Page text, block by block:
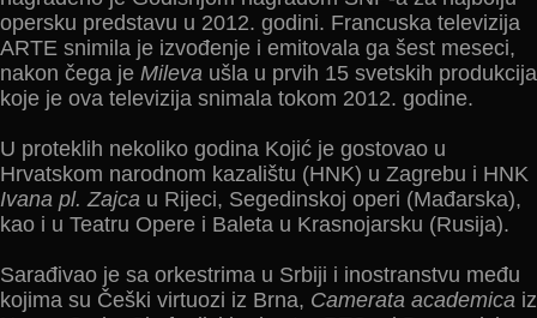
opersku predstavu u 2012. godini. Francuska televizija
ARTE snimila je izvođenje i emitovala ga šest meseci,
nakon čega je Mileva ušla u prvih 15 svetskih produkcija
koje je ova televizija snimala tokom 2012. godine.
U proteklih nekoliko godina Kojić je gostovao u
Hrvatskom narodnom kazalištu (HNK) u Zagrebu i HNK
Ivana pl. Zajca u Rijeci, Segedinskoj operi (Mađarska),
kao i u Teatru Opere i Baleta u Krasnojarsku (Rusija).
Sarađivao je sa orkestrima u Srbiji i inostranstvu među
kojima su Češki virtuozi iz Brna, Camerata academica iz